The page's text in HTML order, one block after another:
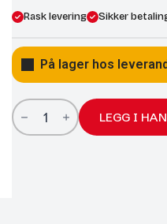
Rask levering Sikker
På lager hos
Gassfjærer
Arctic
15/6;
LEGG I